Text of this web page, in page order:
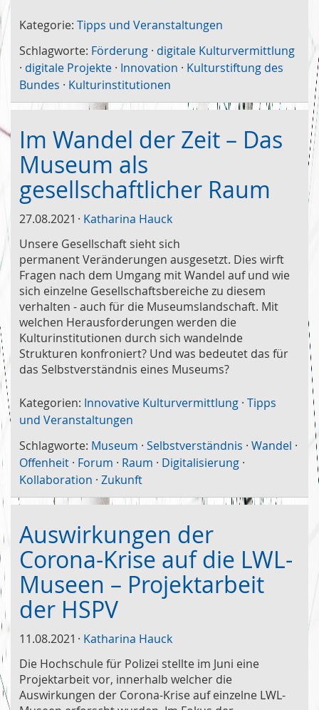
Kategorie: Tipps und Veranstaltungen
Schlagworte: Förderung · digitale Kulturvermittlung
· digitale Projekte · Innovation · Kulturstiftung des
Bundes · Kulturinstitutionen
Im Wandel der Zeit – Das
Museum als
gesellschaftlicher Raum
27.08.2021
Katharina Hauck
Unsere Gesellschaft sieht sich
permanent Veränderungen ausgesetzt. Dies wirft
Fragen nach dem Umgang mit Wandel auf und wie
sich einzelne Gesellschaftsbereiche zu diesem
verhalten - auch für die Museumslandschaft. Mit
welchen Herausforderungen werden die
Kulturinstitutionen durch sich wandelnde
Strukturen konfroniert? Und was bedeutet das für
das Selbstverständnis eines Museums?
Kategorien: Innovative Kulturvermittlung · Tipps
und Veranstaltungen
Schlagworte: Museum · Selbstverständnis · Wandel ·
Offenheit · Forum · Raum · Digitalisierung ·
Kollaboration · Zukunft
Auswirkungen der
Corona-Krise auf die LWL-
Museen – Projektarbeit
der HSPV
11.08.2021
Katharina Hauck
Die Hochschule für Polizei stellte im Juni eine
Projektarbeit vor, innerhalb welcher die
Auswirkungen der Corona-Krise auf einzelne LWL-